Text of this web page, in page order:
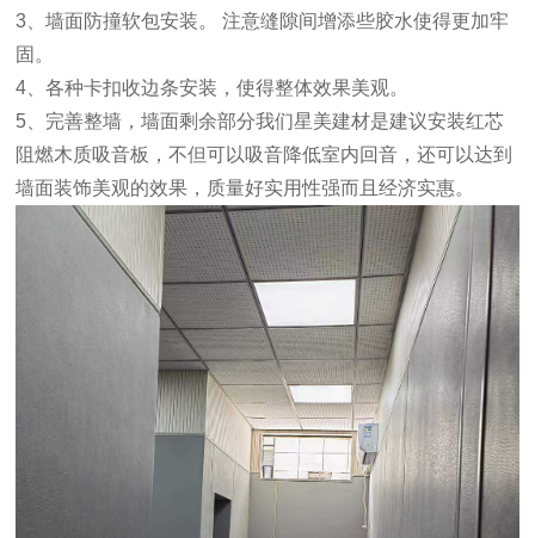
3、墙面防撞软包安装。 注意缝隙间增添些胶水使得更加牢
固。
4、各种卡扣收边条安装，使得整体效果美观。
5、完善整墙，墙面剩余部分我们星美建材是建议安装红芯
阻燃木质吸音板，不但可以吸音降低室内回音，还可以达到
墙面装饰美观的效果，质量好实用性强而且经济实惠。